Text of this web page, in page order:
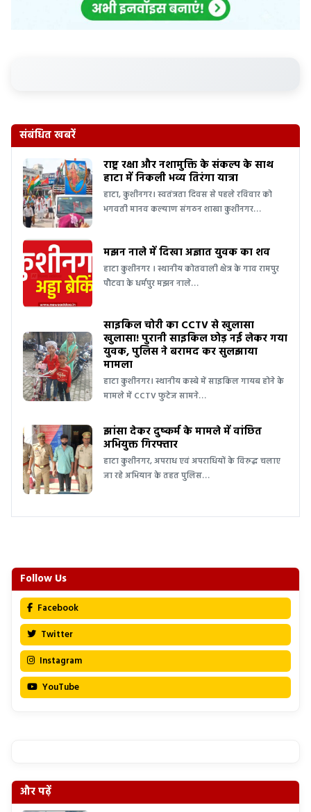
संबंधित खबरें
राष्ट्र रक्षा और नशामुक्ति के संकल्प के साथ
हाटा में निकली भव्य तिरंगा यात्रा
हाटा, कुशीनगर। स्वतंत्रता दिवस से पहले रविवार को
भगवती मानव कल्याण संगठन शाखा कुशीनगर…
मझन नाले में दिखा अज्ञात युवक का शव
हाटा कुशीनगर । स्थानीय कोतवाली क्षेत्र के गाव रामपुर
पौटवा के धर्मपुर मझन नाले…
साइकिल चोरी का CCTV से खुलासा
खुलासा! पुरानी साइकिल छोड़ नई लेकर गया
युवक, पुलिस ने बरामद कर सुलझाया
मामला
हाटा कुशीनगर। स्थानीय कस्बे में साइकिल गायब होने के
मामले में CCTV फुटेज सामने…
झांसा देकर दुष्कर्म के मामले में वांछित
अभियुक्त गिरफ्तार
हाटा कुशीनगर, अपराध एवं अपराधियों के विरुद्ध चलाए
जा रहे अभियान के तहत पुलिस…
Follow Us
Facebook
Twitter
Instagram
YouTube
और पढ़ें